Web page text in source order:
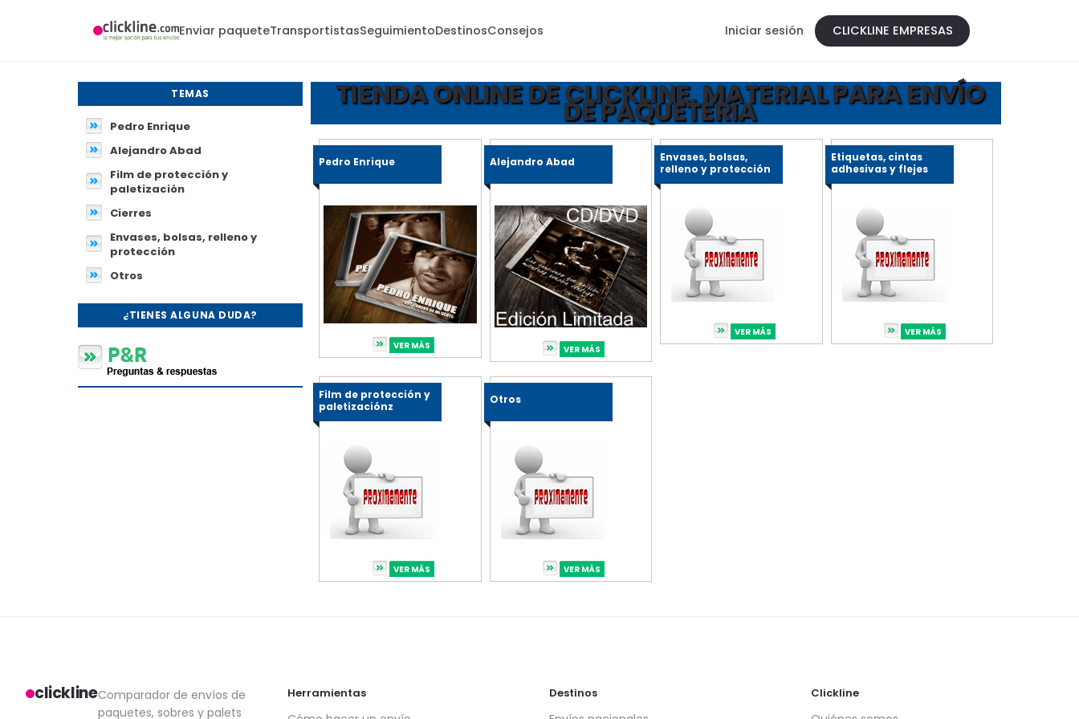
Enviar paqueteTransportistasSeguimientoDestinosConsejos Iniciar sesión CLICKLINE EMPRESAS
TIENDA ONLINE DE CLICKLINE, MATERIAL PARA ENVÍO
DE PAQUETERÍA
Pedro Enrique
VER MÁS
Alejandro Abad
VER MÁS
Envases, bolsas,
relleno y protección
VER MÁS
Etiquetas, cintas
adhesivas y flejes
VER MÁS
Film de protección y
paletizaciónz
VER MÁS
Otros
VER MÁS
TEMAS
Pedro Enrique
Alejandro Abad
Film de protección y
paletización
Cierres
Envases, bolsas, relleno y
protección
Otros
¿TIENES ALGUNA DUDA?
clicklineComparador de envíos de
paquetes, sobres y palets
Herramientas Destinos Clickline